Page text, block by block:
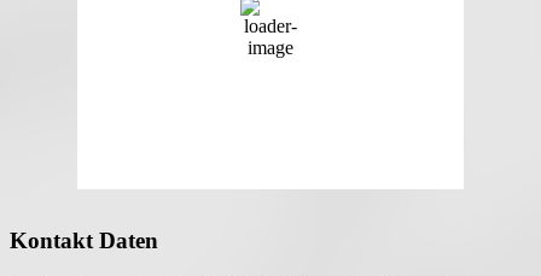
Kontakt Daten